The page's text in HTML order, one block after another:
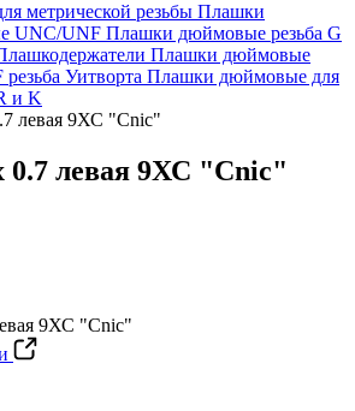
метрической резьбы Плашки
UNC/UNF Плашки дюймовые резьба G
Плашки дюймовые
Уитворта Плашки дюймовые для
и K
левая 9ХС "Сnic"
левая 9ХС "Сnic"